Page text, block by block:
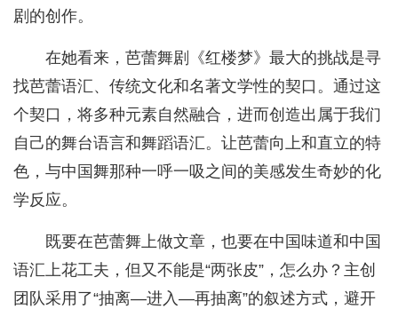
剧的创作。
在她看来，芭蕾舞剧《红楼梦》最大的挑战是寻
找芭蕾语汇、传统文化和名著文学性的契口。通过这
个契口，将多种元素自然融合，进而创造出属于我们
自己的舞台语言和舞蹈语汇。让芭蕾向上和直立的特
色，与中国舞那种一呼一吸之间的美感发生奇妙的化
学反应。
既要在芭蕾舞上做文章，也要在中国味道和中国
语汇上花工夫，但又不能是“两张皮”，怎么办？主创
团队采用了“抽离—进入—再抽离”的叙述方式，避开